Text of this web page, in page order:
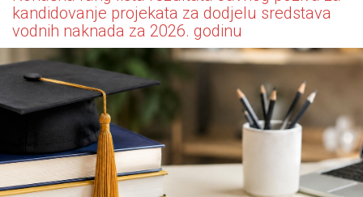
kandidovanje projekata za dodjelu sredstava
vodnih naknada za 2026. godinu